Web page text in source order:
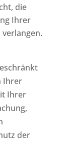
die
Ihrer
Ihrer
Ihrer
der